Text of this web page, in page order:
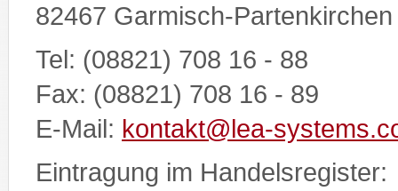
82467 Garmisch-Partenkirchen
Tel: (08821) 708 16 - 88
Fax: (08821) 708 16 - 89
E-Mail: kontakt@lea-
Eintragung im Handelsregister: